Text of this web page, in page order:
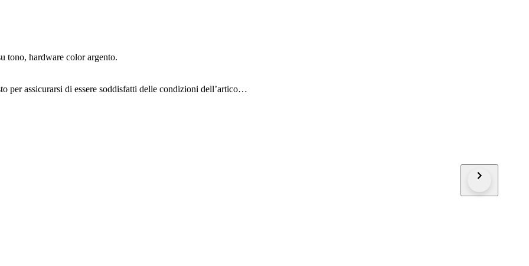
tono, hardware color argento.
assicurarsi di essere soddisfatti delle condizioni dell’articolo.